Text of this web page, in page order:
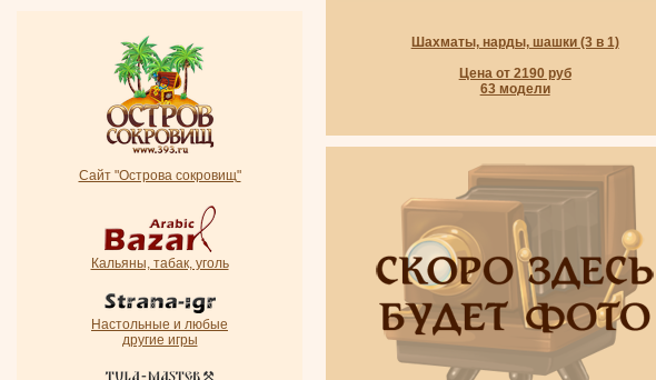
Шахматы, нарды, шашки (3 в 1)
Цена от 2190 руб
63 модели
Сайт "Острова сокровищ"
Кальяны, табак, уголь
Настольные и любые
другие игры